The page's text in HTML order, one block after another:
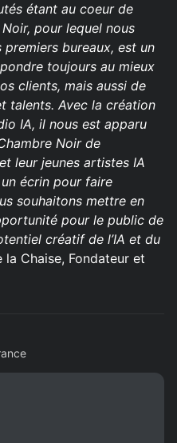
étant au coeur de
Noir, pour lequel nous
bureaux, est un
toujours au mieux
clients, mais aussi de
talents. Avec la création
IA, il nous est apparu
Noir de
leur jeunes artistes IA
écrin pour faire
souhaitons mettre en
pour le public de
créatif de l’IA et du
Chaise, Fondateur et